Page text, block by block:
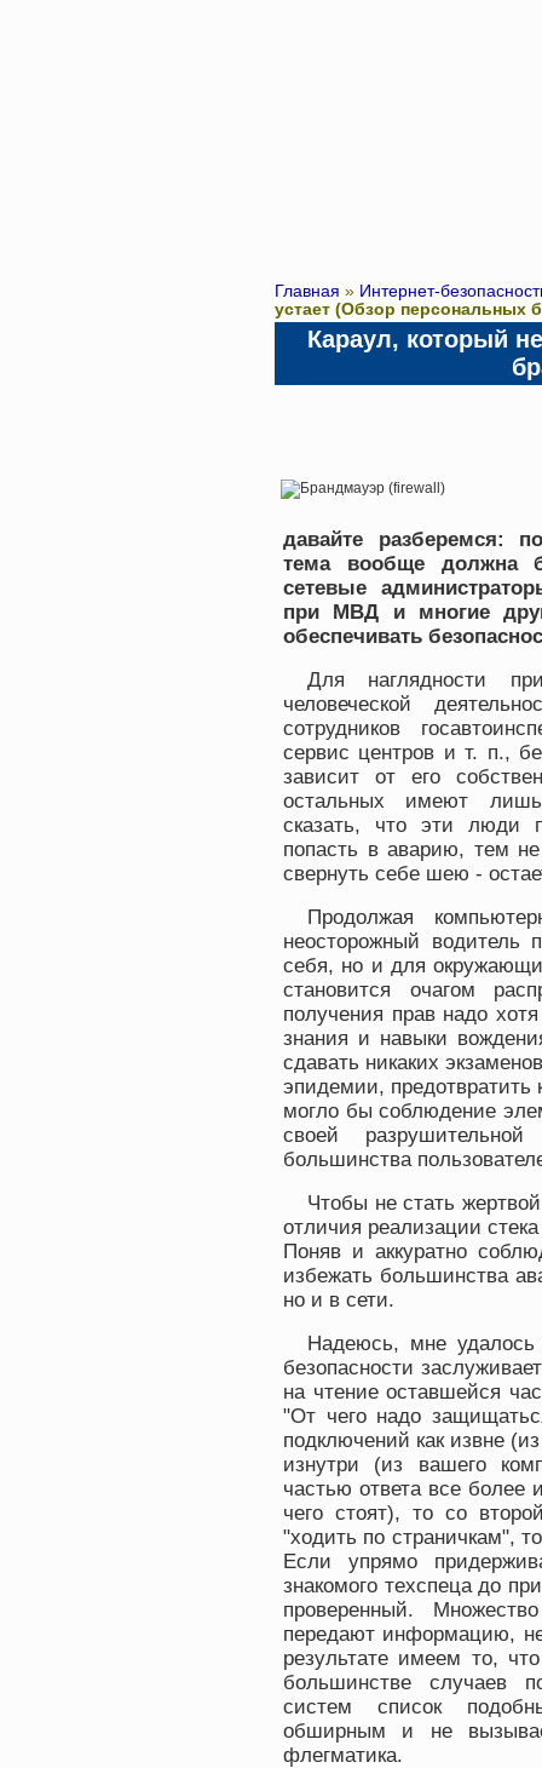
Главная » Интернет-
устает (Обзор персональных
Караул, который
давайте разберемся:
тема вообще должна
сетевые
при МВД и многие
обеспечивать
Для наглядности
человеческой
сотрудников
сервис центров и т. п.,
зависит от его
остальных имеют лишь
сказать, что эти люди
попасть в аварию, тем
свернуть себе шею -
Продолжая
неосторожный водитель
себя, но и для
становится очагом
получения прав надо
знания и навыки
сдавать никаких
эпидемии, предотвратить
могло бы соблюдение
своей
большинства
Чтобы не стать
отличия реализации
Поняв и аккуратно
избежать большинства
но и в сети.
Надеюсь, мне удалось
безопасности
на чтение оставшейся
"От чего надо
подключений как извне
изнутри (из вашего
частью ответа все более
чего стоят), то со
"ходить по страничкам",
Если упрямо
знакомого техспеца до
проверенный.
передают информацию,
результате имеем то,
большинстве случаев
систем список
обширным и не
флегматика.